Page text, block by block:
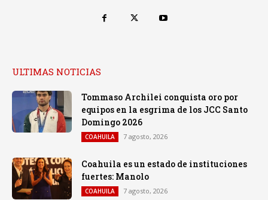
ULTIMAS NOTICIAS
Tommaso Archilei conquista oro por
equipos en la esgrima de los JCC Santo
Domingo 2026
COAHUILA 7 agosto, 2026
Coahuila es un estado de instituciones
fuertes: Manolo
COAHUILA 7 agosto, 2026